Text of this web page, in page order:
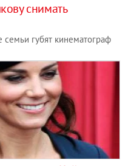
снимать
губят кинематограф